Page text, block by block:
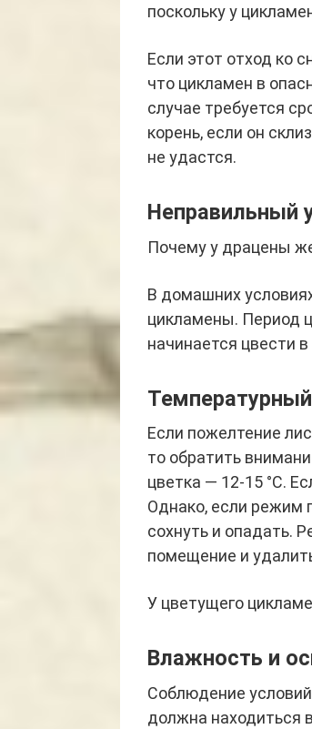
поскольку у
Если этот отход ко
что цикламен в
случае требуется
корень, если он
не удастся.
Неправильный
Почему у драцены
В домашних
цикламены. Период
начинается цвести
Если пожелтение
то обратить
цветка — 12-15 °С.
Однако, если режим
сохнуть и опадать.
помещение и
У цветущего
Влажность и
Соблюдение
должна находиться